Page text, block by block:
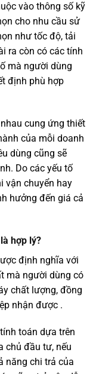
vào thông số kỹ
cho nhu cầu sử
như tốc độ, tải
ra còn có các tính
mà người dùng
định phù hợp
cung ứng thiết
của mỗi doanh
dùng cũng sẽ
Do các yếu tố
vận chuyển hay
hưởng đến giá cả
hợp lý?
định nghĩa với
mà người dùng có
chất lượng, đồng
nhận được .
toán dựa trên
chủ đầu tư, nếu
năng chi trả của